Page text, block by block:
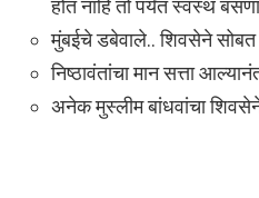
होत नाहि तो पर्यंत स्वस्थ
मुंबईचे डबेवाले.. शिवसेने सोबत
निष्ठावंतांचा मान सत्ता
अनेक मुस्लीम बांधवांचा